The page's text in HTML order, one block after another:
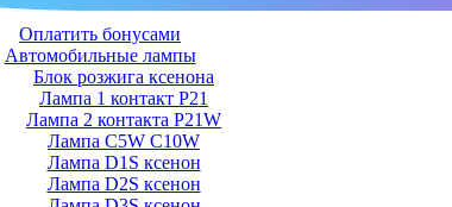
Оплатить бонусами
Автомобильные лампы
Блок розжига ксенона
Лампа 1 контакт P21
Лампа 2 контакта P21W
Лампа C5W C10W
Лампа D1S ксенон
Лампа D2S ксенон